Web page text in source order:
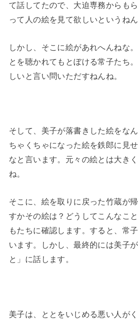
て話してたので、大迫専務からも
って人の絵を見て欲しいというねん
しかし、そこに絵があれへんねな
とを聴かれてもとぼける常子たち
しいと言い問いただすねんね。
そして、美子が落書きした絵をな
ちゃくちゃになった絵を鉄郎に見
なと言います。元々の絵とは大き
ね。
そこに、絵を取りに戻った竹蔵が
すかその絵は？どうしてこんなこ
もたちに確認します。すると、常
います。しかし、最終的には美子
と」に話します。
美子は、ととをいじめる悪い人が